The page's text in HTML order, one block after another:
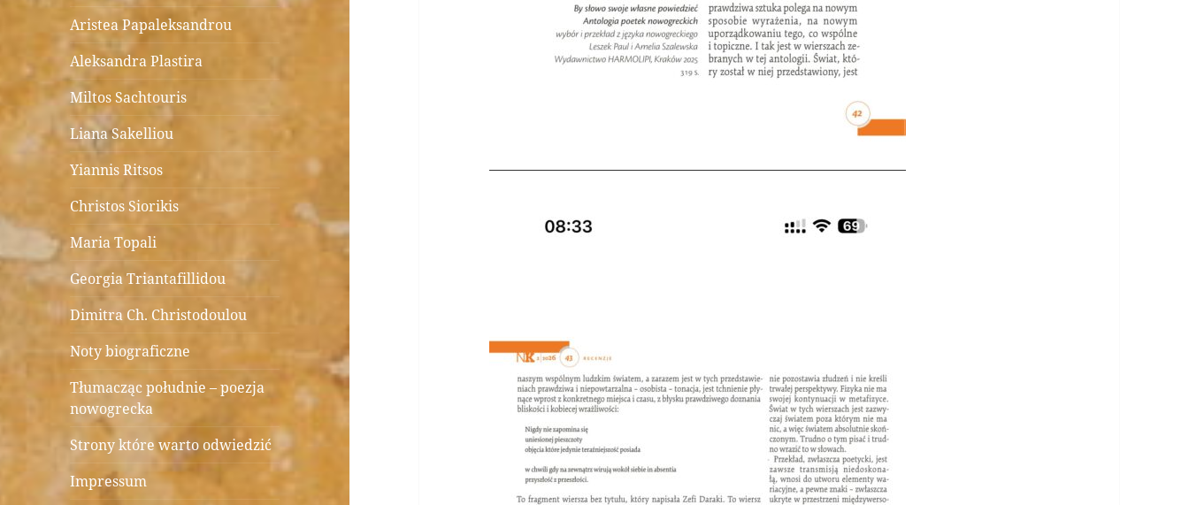
Aristea Papaleksandrou
Aleksandra Plastira
Miltos Sachtouris
Liana Sakelliou
Yiannis Ritsos
Christos Siorikis
Maria Topali
Georgia Triantafillidou
Dimitra Ch. Christodoulou
Noty biograficzne
Tłumacząc południe – poezja
nowogrecka
Strony które warto odwiedzić
Impressum